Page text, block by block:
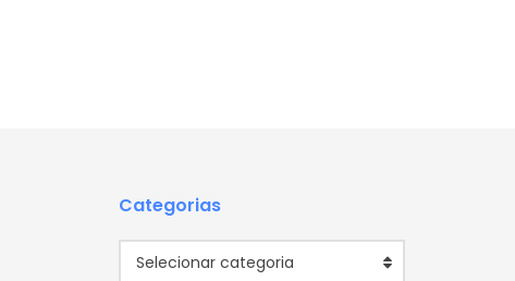
Categorias
Selecionar categoria